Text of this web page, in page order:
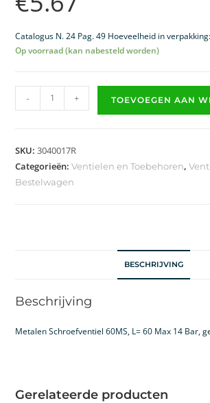
Catalogus N. 24 Pag. 49 Hoeveelheid in
Op voorraad (kan nabesteld worden)
- + TOEVOEGEN AAN
SKU:3040017R
Categorieën:Ventielen en Toebehoren,
Bestelwagen
BESCHRIJVING
Beschrijving
Metalen Schroefventiel 60MS, L= 60 Max 14 Bar,
Gerelateerde producten